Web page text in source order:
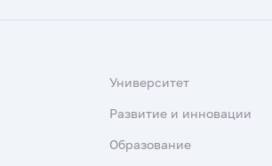
Университет
Развитие и инновации
Образование